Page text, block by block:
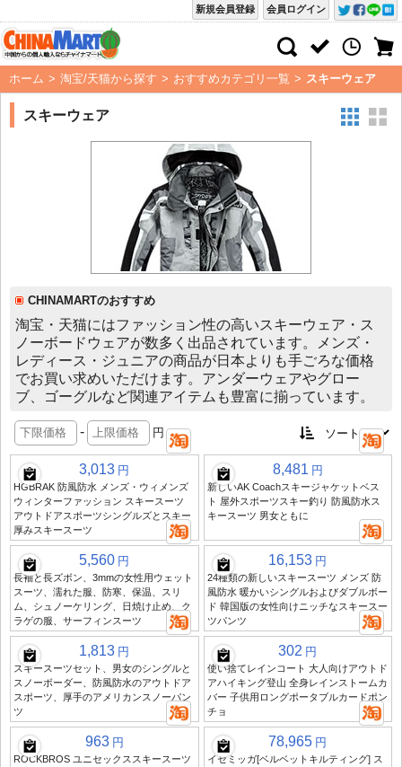
会員ログイン
新規会員登録
ホーム > 淘宝/天猫から探す > おすすめカテゴリ一覧 > スキーウェア
スキーウェア
CHINAMARTのおすすめ
淘宝・天猫にはファッション性の高いスキーウェア・ス
ノーボードウェアが数多く出品されています。メンズ・
レディース・ジュニアの商品が日本よりも手ごろな価格
でお買い求めいただけます。アンダーウェアやグロー
ブ、ゴーグルなど関連アイテムも豊富に揃っています。
- 円
3,013 円
HGBRAK 防風防水 メンズ・ウィメンズ
ウィンターファッション スキースーツ
アウトドアスポーツシングルズとスキー
厚みスキースーツ
8,481 円
新しいAK Coachスキージャケットベス
ト 屋外スポーツスキー釣り 防風防水ス
キースーツ 男女ともに
5,560 円
長袖と長ズボン、3mmの女性用ウェット
スーツ、濡れた服、防寒、保温、スリ
ム、シュノーケリング、日焼け止め、ク
ラゲの服、サーフィンスーツ
16,153 円
24種類の新しいスキースーツ メンズ 防
風防水 暖かいシングルおよびダブルボー
ド 韓国版の女性向けニッチなスキースー
ツパンツ
1,813 円
スキースーツセット、男女のシングルと
スノーボーダー、防風防水のアウトドア
スポーツ、厚手のアメリカンスノーパン
ツ
302 円
使い捨てレインコート 大人向けアウトド
アハイキング登山 全身レインストームカ
バー 子供用ロングポータブルカードポン
チョ
963 円
ROCKBROS ユニセックススキースーツ
78,965 円
イセミッガ[ベルベットキルティング] ス